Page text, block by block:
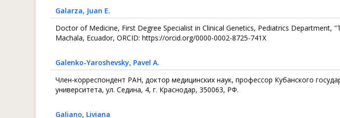
Galarza, Juan E.
Doctor of Medicine, First Degree Specialist in Clinical Genetics, Pediatrics Department,
Machala, Ecuador, ORCID: https://orcid.org/0000-0002-8725-741X
Galenko-Yaroshevsky, Pavel A.
Член-корреспондент РАН, доктор медицинских наук, профессор Кубанского
университета, ул. Седина, 4, г. Краснодар, 350063, РФ.
Galiano, Liviana